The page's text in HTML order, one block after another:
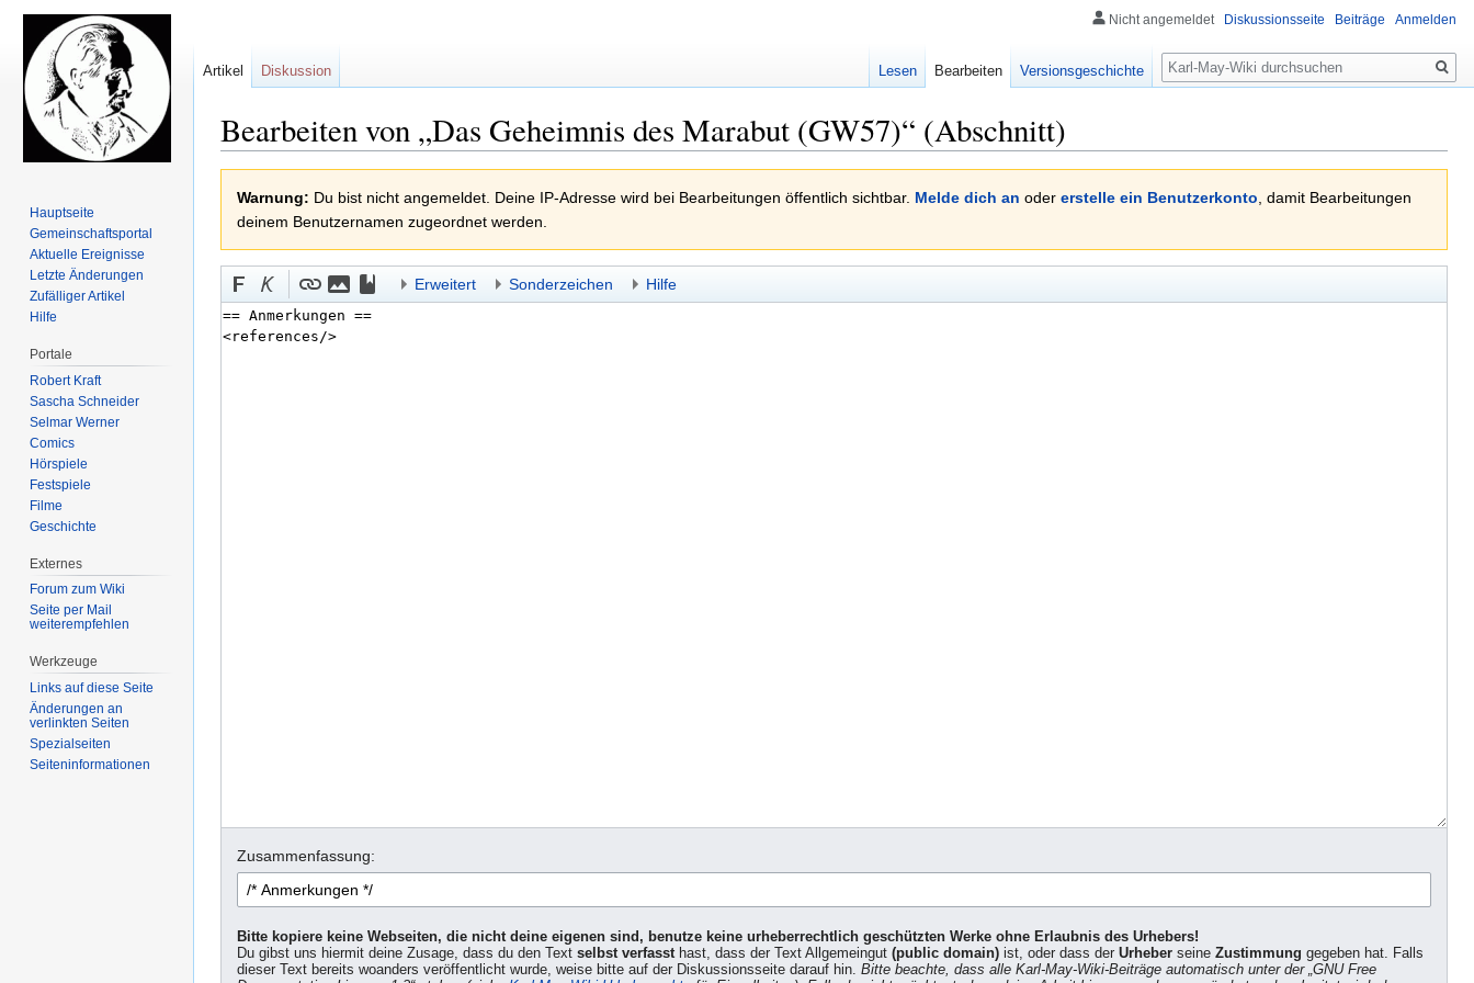
Bearbeiten von „Das Geheimnis des Marabut (GW57)“ (Abschnitt)
Navigation
springen
Suche
springen
Warnung: Du bist nicht angemeldet. Deine IP-Adresse wird bei Bearbeitungen öffentlich sichtbar. Melde dich an oder erstelle ein Benutzerkonto, damit Bearbeitungen
deinem Benutzernamen zugeordnet werden.
Erweitert Sonderzeichen Hilfe
Zusammenfassung:
Bitte kopiere keine Webseiten, die nicht deine eigenen sind, benutze keine urheberrechtlich geschützten Werke ohne Erlaubnis des Urhebers!
Du gibst uns hiermit deine Zusage, dass du den Text selbst verfassthast, dass der Text Allgemeingut (public domain) ist, oder dass der Urheber seine Zustimmung gegeben hat. Falls
dieser Text bereits woanders veröffentlicht wurde, weise bitte auf der Diskussionsseite darauf hin. Bitte beachte, dass alle Karl-May-Wiki-Beiträge automatisch unter der „GNU Free
Nicht angemeldet Diskussionsseite Beiträge Anmelden
Artikel Diskussion Lesen Bearbeiten Versionsgeschichte
Suche
Hauptseite
Gemeinschafts­portal
Aktuelle Ereignisse
Letzte Änderungen
Zufälliger Artikel
Hilfe
Portale
Robert Kraft
Sascha Schneider
Selmar Werner
Comics
Hörspiele
Festspiele
Filme
Geschichte
Externes
Forum zum Wiki
Seite per Mail
weiterempfehlen
Werkzeuge
Links auf diese Seite
Änderungen an
verlinkten Seiten
Spezialseiten
Seiten­informationen